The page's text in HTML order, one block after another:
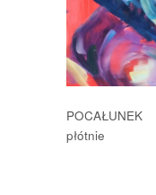
płótnie